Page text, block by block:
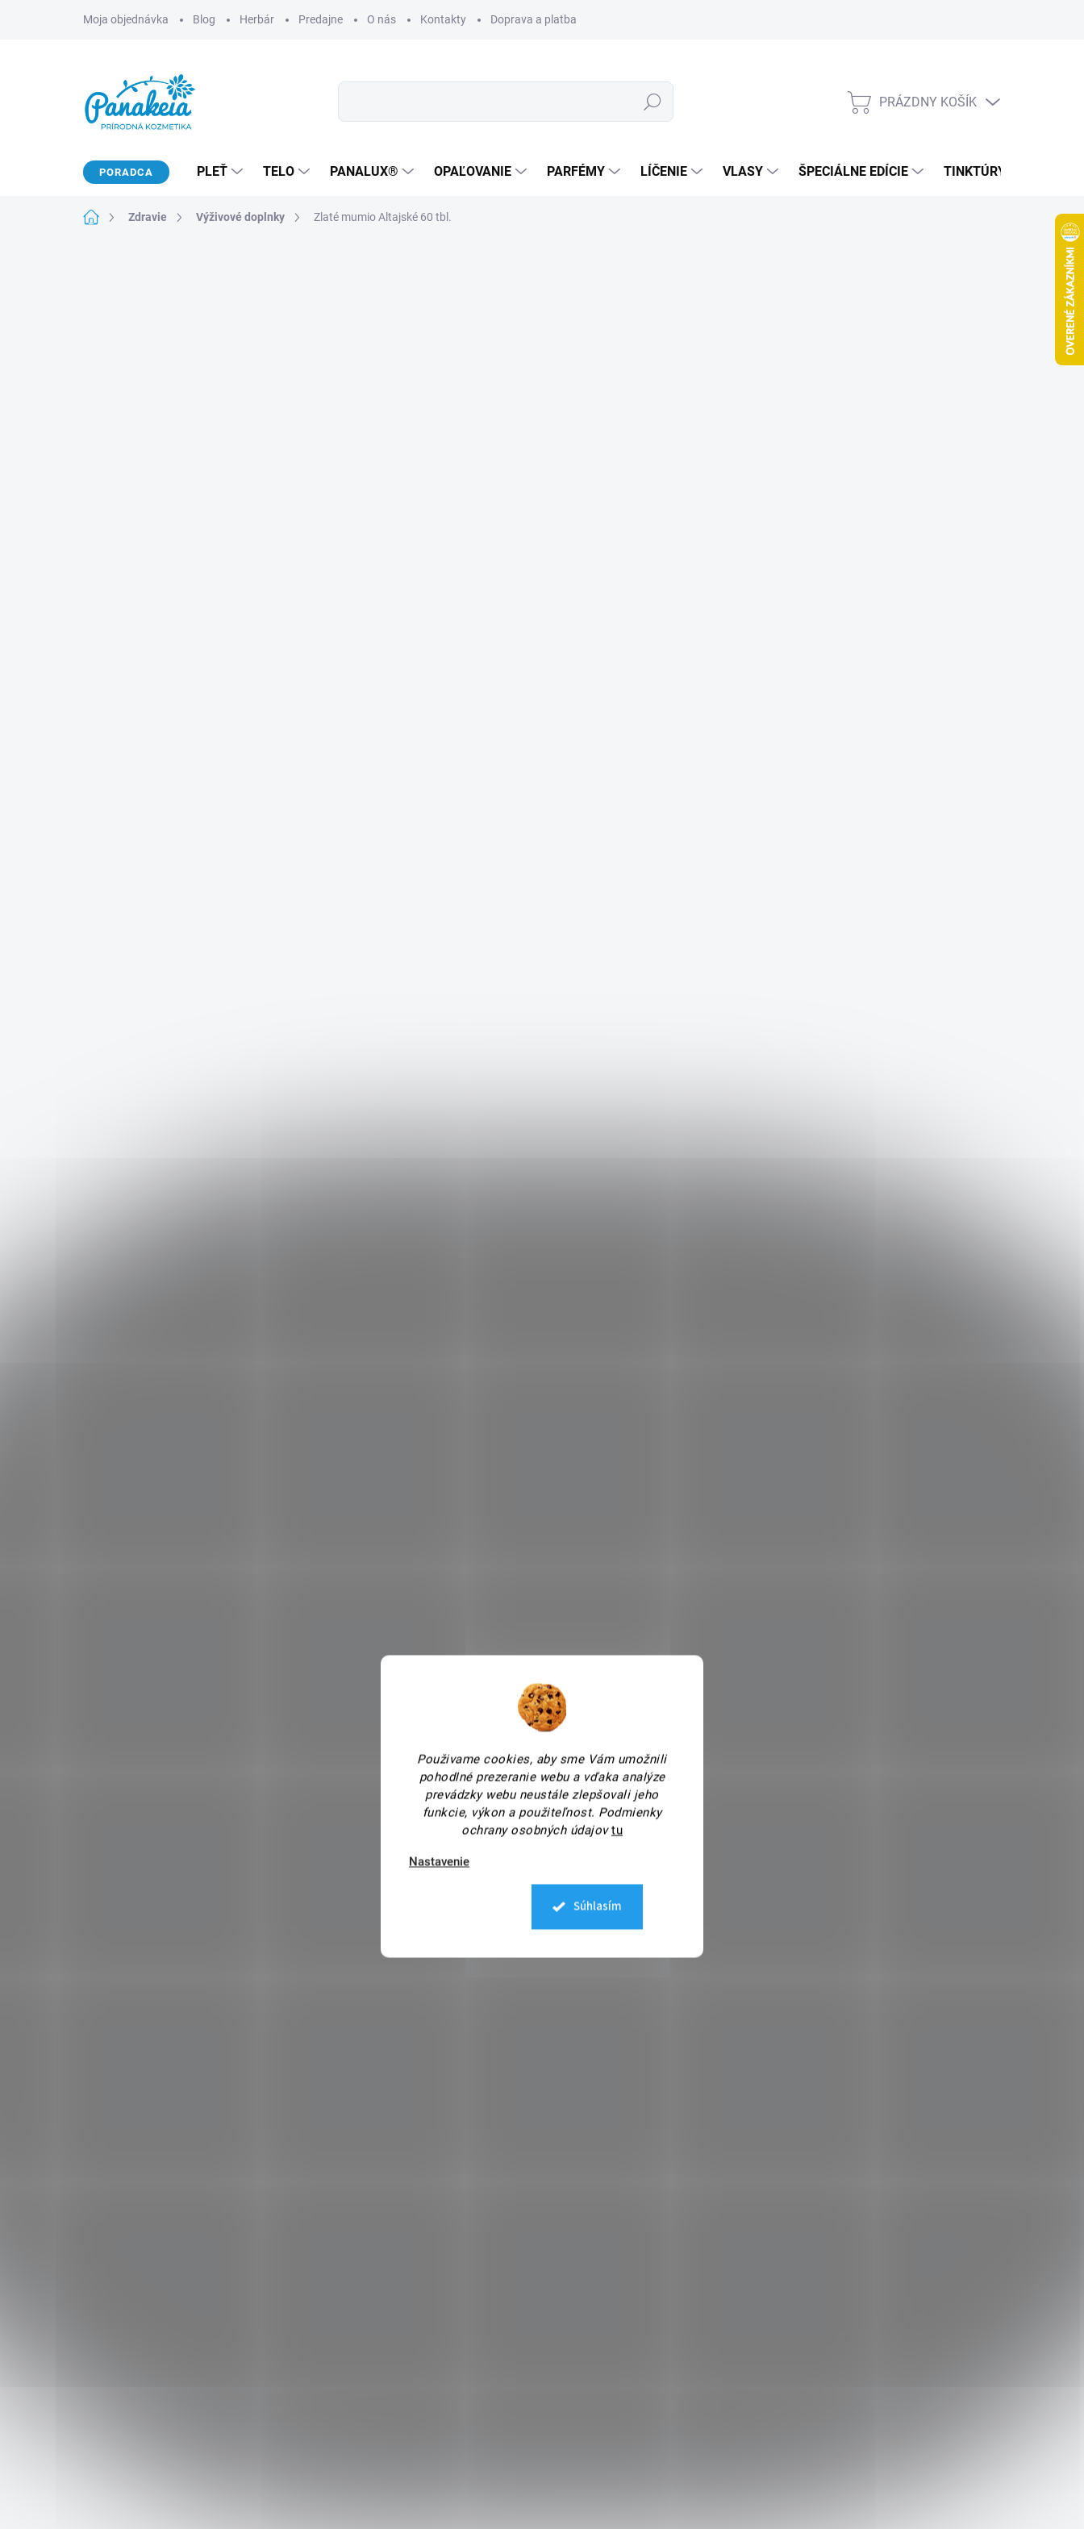
Použivame cookies, aby sme Vám umožnili
pohodlné prezeranie webu a vďaka analýze
prevádzky webu neustále zlepšovali jeho
funkcie, výkon a použiteľnost. Podmienky
ochrany osobných údajov tu
Nastavenie
Súhlasím
Moja objednávka Blog Herbár Predajne O nás Kontakty Doprava a platba
Hľadať
NÁKUPNÝ
PRÁZDNY KOŠÍK
PORADCA PLEŤ TELO PANALUX® OPAĽOVANIE PARFÉMY LÍČENIE VLASY ŠPECIÁLNE EDÍCIE TINKTÚRY
DomovZdravie Výživové doplnky Zlaté mumio Altajské 60 tbl.